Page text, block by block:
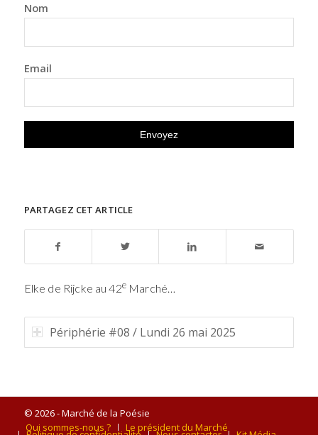
Nom
Email
PARTAGEZ CET ARTICLE
Elke de Rijcke au 42eMarché…
Périphérie #08 / Lundi 26 mai 2025
© 2026 - Marché de la Poésie
Qui sommes-nous ?
Le président du Marché